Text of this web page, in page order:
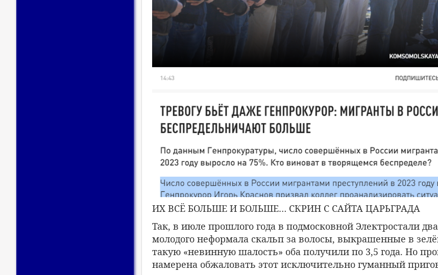
ИХ ВСЁ БОЛЬШЕ И БОЛЬШЕ… СКРИН С САЙТА ЦАРЬГРАДА
Так, в июле прошлого года в подмосковной Электростали
молодого неформала скальп за волосы, выкрашенные в
такую «невинную шалость» оба получили по 3,5 года. Но
намерена обжаловать этот исключительно гуманный